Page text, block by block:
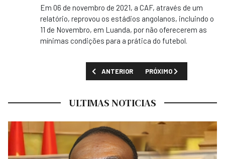
Em 06 de novembro de 2021, a CAF, através de um
relatório, reprovou os estádios angolanos, incluindo o
11 de Novembro, em Luanda, por não oferecerem as
mínimas condições para a prática do futebol.
ARTIGO ANTERIOR: CAN2021: SENEGAL
ANTERIOR PRÓXIMO ARTIGO:
PRÓXIMO
ULTIMAS NOTICIAS